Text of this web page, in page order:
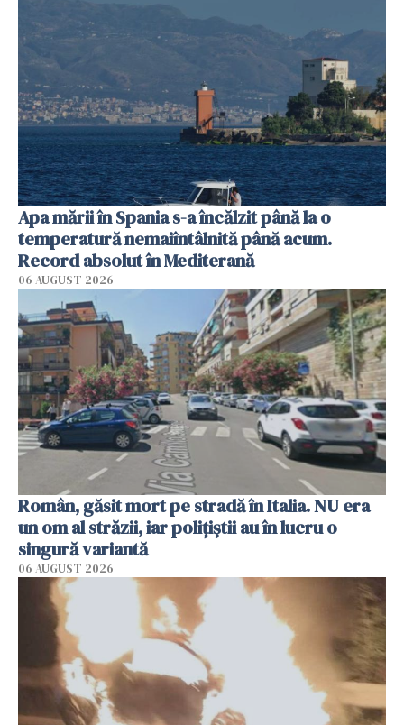
Apa mării în Spania s-a încălzit până la o
temperatură nemaiîntâlnită până acum.
Record absolut în Mediterană
06 AUGUST 2026
Român, găsit mort pe stradă în Italia. NU era
un om al străzii, iar polițiștii au în lucru o
singură variantă
06 AUGUST 2026